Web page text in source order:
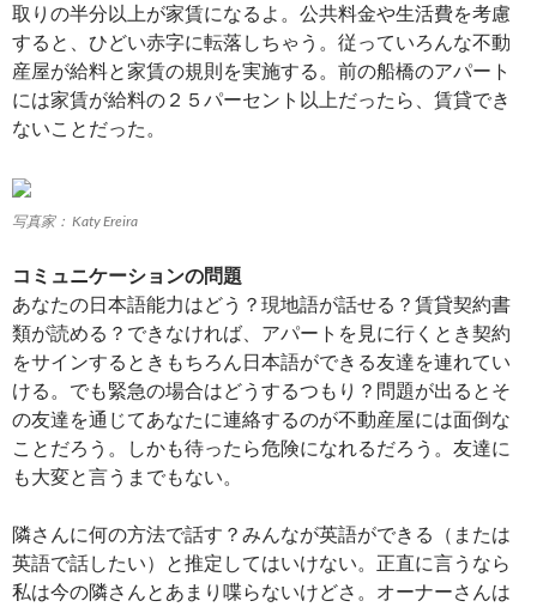
取りの半分以上が家賃になるよ。公共料金や生活費を考慮
すると、ひどい赤字に転落しちゃう。従っていろんな不動
産屋が給料と家賃の規則を実施する。前の船橋のアパート
には家賃が給料の２５パーセント以上だったら、賃貸でき
ないことだった。
写真家： Katy Ereira
コミュニケーションの問題
あなたの日本語能力はどう？現地語が話せる？賃貸契約書
類が読める？できなければ、アパートを見に行くとき契約
をサインするときもちろん日本語ができる友達を連れてい
ける。でも緊急の場合はどうするつもり？問題が出るとそ
の友達を通じてあなたに連絡するのが不動産屋には面倒な
ことだろう。しかも待ったら危険になれるだろう。友達に
も大変と言うまでもない。
隣さんに何の方法で話す？みんなが英語ができる（または
英語で話したい）と推定してはいけない。正直に言うなら
私は今の隣さんとあまり喋らないけどさ。オーナーさんは